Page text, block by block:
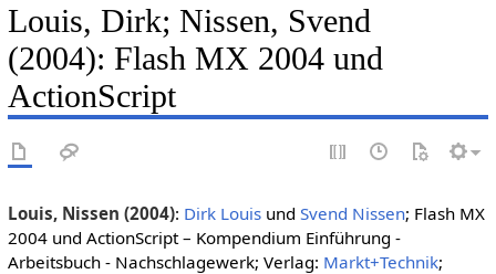
Louis, Dirk; Nissen, Svend
(2004): Flash MX 2004 und
ActionScript
Louis, Nissen (2004): Dirk Louisund Svend Nissen; Flash MX
2004 und ActionScript – Kompendium Einführung -
Arbeitsbuch - Nachschlagewerk; Verlag: Markt+Technik;